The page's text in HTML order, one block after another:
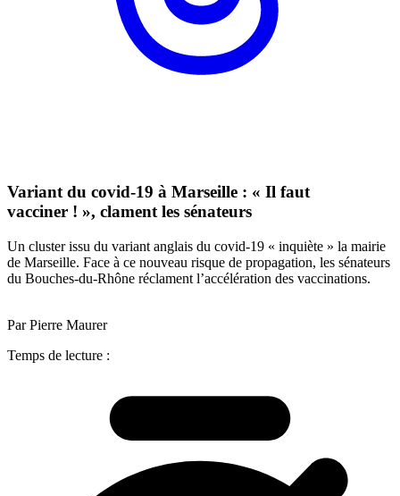
Variant du covid-19 à Marseille : « Il faut
vacciner ! », clament les sénateurs
Un cluster issu du variant anglais du covid-19 « inquiète » la mairie
de Marseille. Face à ce nouveau risque de propagation, les sénateurs
du Bouches-du-Rhône réclament l’accélération des vaccinations.
Par Pierre Maurer
Temps de lecture :